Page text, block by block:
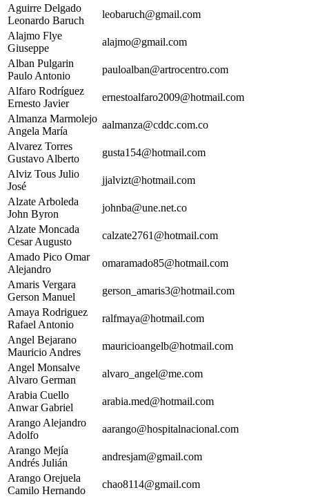
Aguirre Delgado
Leonardo Baruch
leobaruch@gmail.com
Alajmo Flye
Giuseppe
alajmo@gmail.com
Alban Pulgarin
Paulo Antonio
pauloalban@artrocentro.com
Alfaro Rodríguez
Ernesto Javier
ernestoalfaro2009@hotmail.com
Almanza Marmolejo
Angela María
aalmanza@cddc.com.co
Alvarez Torres
Gustavo Alberto
gusta154@hotmail.com
Alviz Tous Julio
José
jjalvizt@hotmail.com
Alzate Arboleda
John Byron
johnba@une.net.co
Alzate Moncada
Cesar Augusto
calzate2761@hotmail.com
Amado Pico Omar
Alejandro
omaramado85@hotmail.com
Amaris Vergara
Gerson Manuel
gerson_amaris3@hotmail.com
Amaya Rodriguez
Rafael Antonio
ralfmaya@hotmail.com
Angel Bejarano
Mauricio Andres
mauricioangelb@hotmail.com
Angel Monsalve
Alvaro German
alvaro_angel@me.com
Arabia Cuello
Anwar Gabriel
arabia.med@hotmail.com
Arango Alejandro
Adolfo
aarango@hospitalnacional.com
Arango Mejía
Andrés Julián
andresjam@gmail.com
Arango Orejuela
Camilo Hernando
chao8114@gmail.com